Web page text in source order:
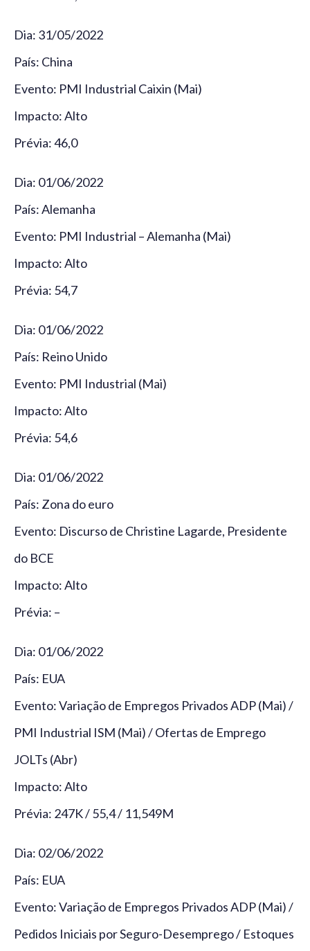
Dia: 31/05/2022
País: China
Evento: PMI Industrial Caixin (Mai)
Impacto: Alto
Prévia: 46,0
Dia: 01/06/2022
País: Alemanha
Evento: PMI Industrial – Alemanha (Mai)
Impacto: Alto
Prévia: 54,7
Dia: 01/06/2022
País: Reino Unido
Evento: PMI Industrial (Mai)
Impacto: Alto
Prévia: 54,6
Dia: 01/06/2022
País: Zona do euro
Evento: Discurso de Christine Lagarde, Presidente
do BCE
Impacto: Alto
Prévia: –
Dia: 01/06/2022
País: EUA
Evento: Variação de Empregos Privados ADP (Mai) /
PMI Industrial ISM (Mai) / Ofertas de Emprego
JOLTs (Abr)
Impacto: Alto
Prévia: 247K / 55,4 / 11,549M
Dia: 02/06/2022
País: EUA
Evento: Variação de Empregos Privados ADP (Mai) /
Pedidos Iniciais por Seguro-Desemprego / Estoques